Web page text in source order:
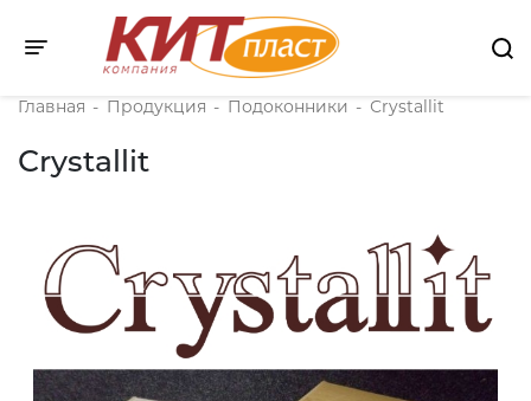
Toggle navigation
Главная - Продукция - Подоконники - Сrystallit
Сrystallit